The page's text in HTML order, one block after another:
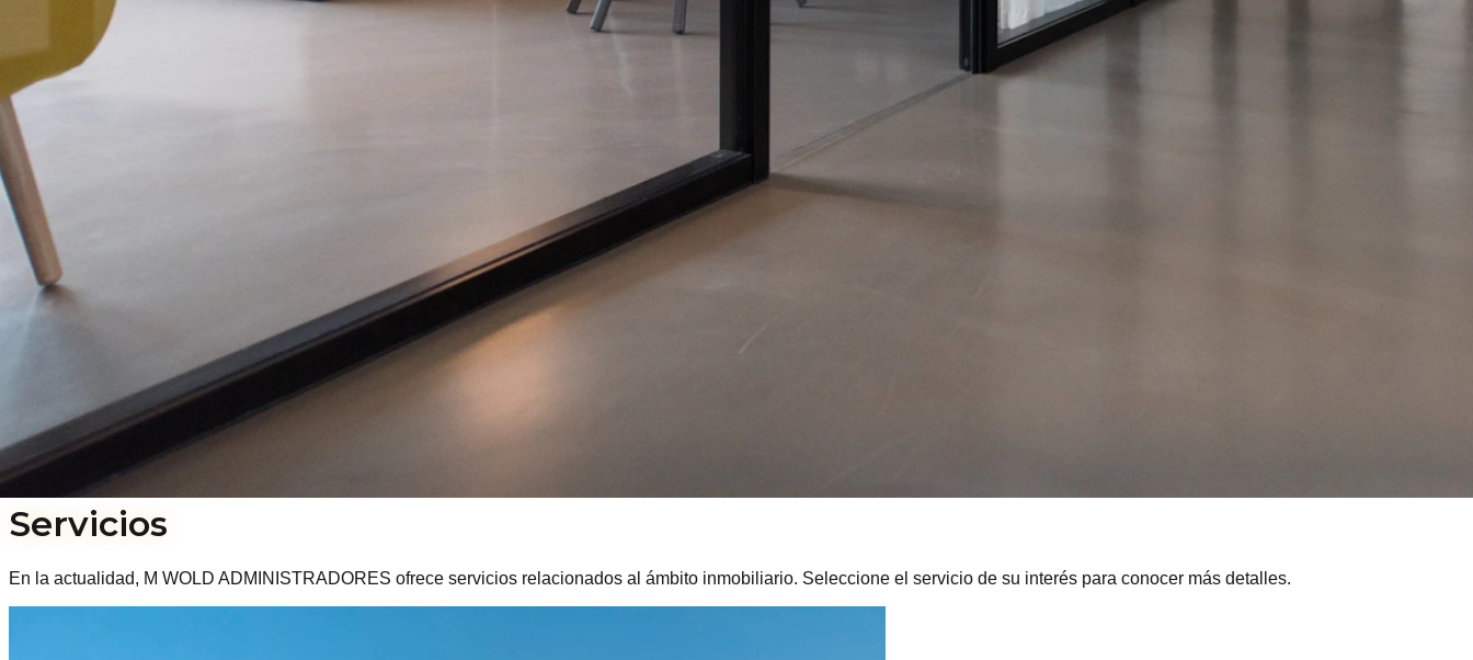
Servicios
En la actualidad, M WOLD ADMINISTRADORES ofrece servicios relacionados al ámbito inmobiliario. Seleccione el servicio de su interés para conocer más detalles.